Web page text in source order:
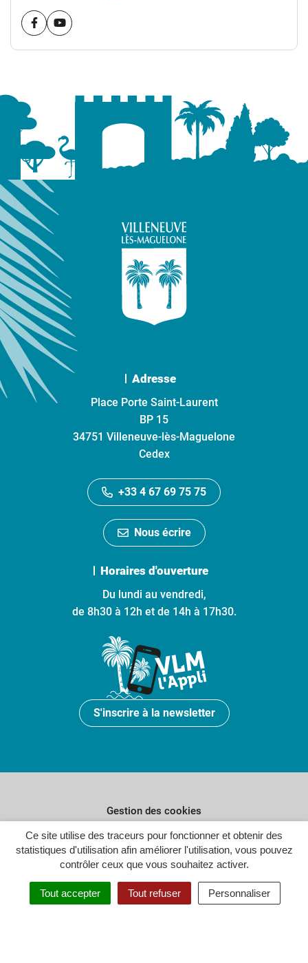
Ce site utilise des traceurs pour fonctionner et obtenir des
statistiques d'utilisation afin améliorer l'utilisation, vous pouvez
contrôler ceux que vous souhaitez activer.
Tout accepter Tout refuser Personnaliser
Visiter la page Facebook (nouvelle fenêtre)
Visiter la page youtube (nouvelle fenêtre)
Adresse
Place Porte Saint-Laurent
BP 15
34751 Villeneuve-lès-Maguelone
Cedex
+33 4 67 69 75 75
Nous écrire
Horaires d'ouverture
Du lundi au vendredi,
de 8h30 à 12h et de 14h à 17h30.
S'inscrire à la newsletter
Gestion des cookies
Plan du site
Politique de confidentialité
Crédits